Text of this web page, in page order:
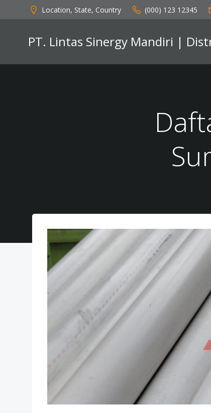
to
Location, State, Country (000) 123 12345
PT. Lintas Sinergy Mandiri |